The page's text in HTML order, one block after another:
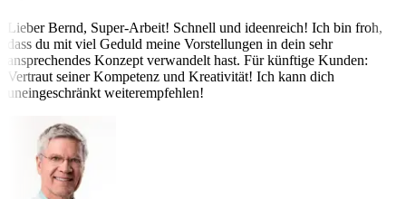
Lieber Bernd, Super-Arbeit! Schnell und ideenreich! Ich bin froh,
dass du mit viel Geduld meine Vorstellungen in dein sehr
ansprechendes Konzept verwandelt hast. Für künftige Kunden:
Vertraut seiner Kompetenz und Kreativität! Ich kann dich
uneingeschränkt weiterempfehlen!